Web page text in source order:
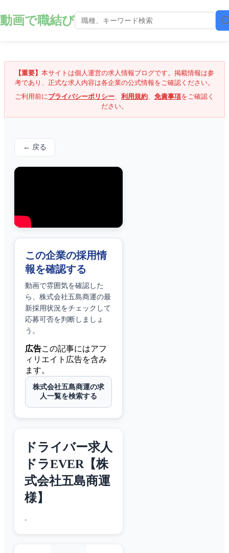
動画で職結び
【重要】 本サイトは個人運営の求人情報ブログです。掲載情報は参
考であり、正式な求人内容は各企業の公式情報をご確認ください。
ご利用前にプライバシーポリシー、 利用規約、 免責事項をご確認く
ださい。
← 戻る
この企業の採用情
報を確認する
動画で雰囲気を確認した
ら、 株式会社五島商運の最
新採用状況をチェックして
応募可否を判断しましょ
う。
広告この記事にはアフ
ィリエイト広告を含み
ます。
株式会社五島商運の求
人一覧を検索する
ドライバー求人
ドラEVER【株
式会社五島商運
様】
-